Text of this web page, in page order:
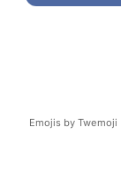
Emojis by